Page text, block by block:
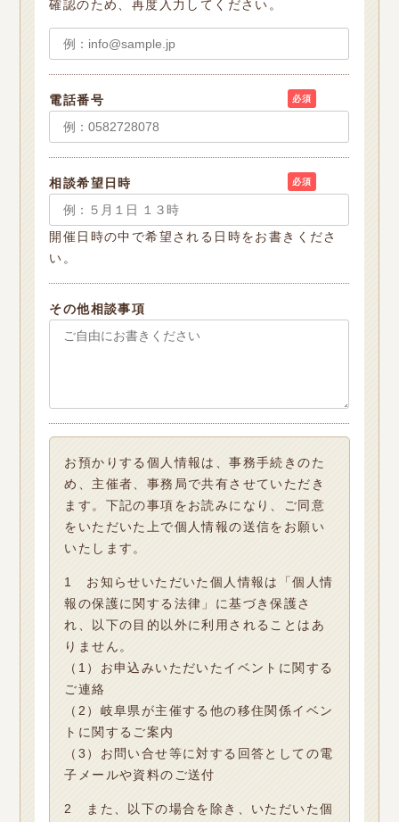
確認のため、再度入力してください。
電話番号 必須
相談希望日時 必須
開催日時の中で希望される日時をお書きくださ
い。
その他相談事項
お預かりする個人情報は、事務手続きのた
め、主催者、事務局で共有させていただき
ます。下記の事項をお読みになり、ご同意
をいただいた上で個人情報の送信をお願い
いたします。
1 お知らせいただいた個人情報は「個人情
報の保護に関する法律」に基づき保護さ
れ、以下の目的以外に利用されることはあ
りません。
（1）お申込みいただいたイベントに関する
ご連絡
（2）岐阜県が主催する他の移住関係イベン
トに関するご案内
（3）お問い合せ等に対する回答としての電
子メールや資料のご送付
2 また、以下の場合を除き、いただいた個